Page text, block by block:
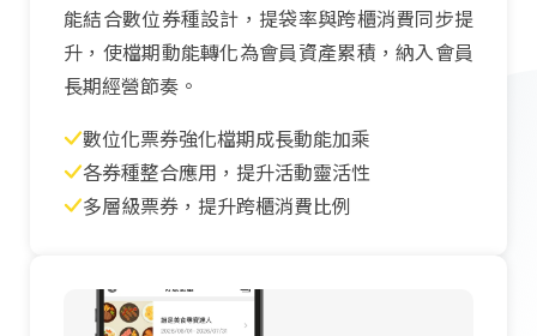
能結合數位券種設計，提袋率與跨櫃消費同步提
升，使檔期動能轉化為會員資產累積，納入會員
長期經營節奏。
數位化票券強化檔期成長動能加乘
各券種整合應用，提升活動靈活性
多層級票券，提升跨櫃消費比例